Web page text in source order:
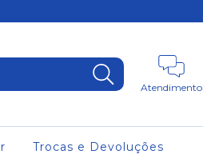
Atendimento
Trocas e Devoluções